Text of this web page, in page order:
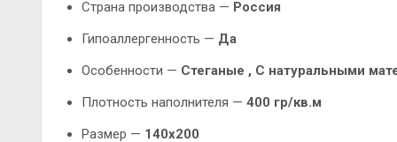
Страна производства — Россия
Гипоаллергенность — Да
Особенности — Стеганые , С натуральными
Плотность наполнителя — 400 гр/кв.м
Размер — 140х200